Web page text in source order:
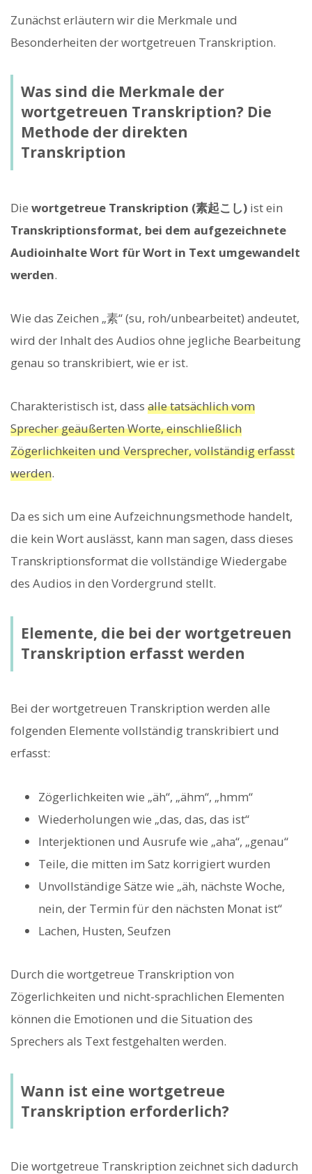
Zunächst erläutern wir die Merkmale und
Besonderheiten der wortgetreuen Transkription.
Was sind die Merkmale der
wortgetreuen Transkription? Die
Methode der direkten
Transkription
Die wortgetreue Transkription (素起こし) ist ein
Transkriptionsformat, bei dem aufgezeichnete
Audioinhalte Wort für Wort in Text umgewandelt
werden.
Wie das Zeichen „素“ (su, roh/unbearbeitet) andeutet,
wird der Inhalt des Audios ohne jegliche Bearbeitung
genau so transkribiert, wie er ist.
Charakteristisch ist, dass alle tatsächlich vom
Sprecher geäußerten Worte, einschließlich
Zögerlichkeiten und Versprecher, vollständig erfasst
werden.
Da es sich um eine Aufzeichnungsmethode handelt,
die kein Wort auslässt, kann man sagen, dass dieses
Transkriptionsformat die vollständige Wiedergabe
des Audios in den Vordergrund stellt.
Elemente, die bei der wortgetreuen
Transkription erfasst werden
Bei der wortgetreuen Transkription werden alle
folgenden Elemente vollständig transkribiert und
erfasst:
Zögerlichkeiten wie „äh“, „ähm“, „hmm“
Wiederholungen wie „das, das, das ist“
Interjektionen und Ausrufe wie „aha“, „genau“
Teile, die mitten im Satz korrigiert wurden
Unvollständige Sätze wie „äh, nächste Woche,
nein, der Termin für den nächsten Monat ist“
Lachen, Husten, Seufzen
Durch die wortgetreue Transkription von
Zögerlichkeiten und nicht-sprachlichen Elementen
können die Emotionen und die Situation des
Sprechers als Text festgehalten werden.
Wann ist eine wortgetreue
Transkription erforderlich?
Die wortgetreue Transkription zeichnet sich dadurch